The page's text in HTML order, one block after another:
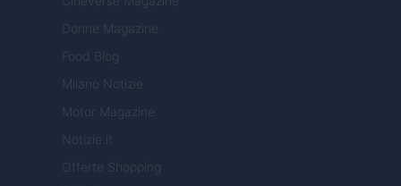
Donne Magazine
Food Blog
Milano Notizie
Motor Magazine
Notizie.it
Offerte Shopping